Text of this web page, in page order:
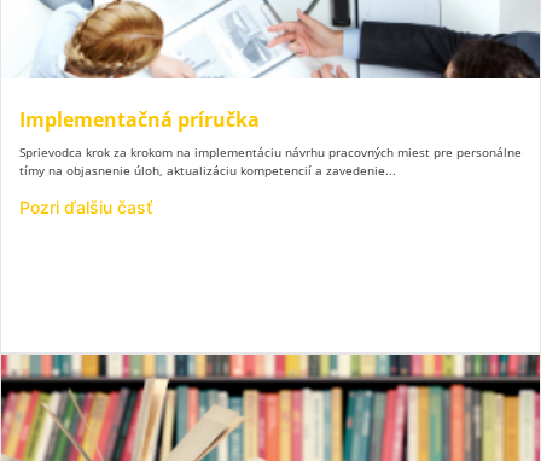
Implementačná príručka
Sprievodca krok za krokom na implementáciu návrhu pracovných miest pre personálne
tímy na objasnenie úloh, aktualizáciu kompetencií a zavedenie...
Pozri ďalšiu časť